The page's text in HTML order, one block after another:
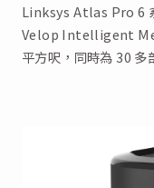
Linksys Atlas Pro 6
Velop Intelligent
平方呎，同時為 30